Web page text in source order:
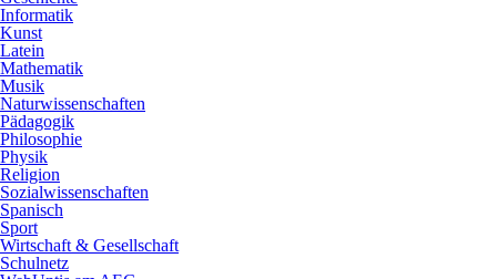
Informatik
Kunst
Latein
Mathematik
Musik
Naturwissenschaften
Pädagogik
Philosophie
Physik
Religion
Sozialwissenschaften
Spanisch
Sport
Wirtschaft & Gesellschaft
Schulnetz